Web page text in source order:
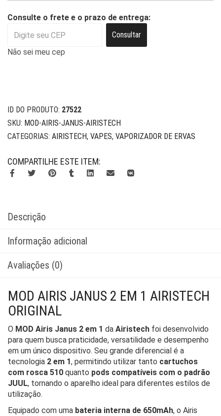
Consulte o frete e o prazo de entrega:
Consultar
Não sei meu cep
ID DO PRODUTO: 27522
SKU: MOD-AIRIS-JANUS-AIRISTECH
CATEGORIAS: AIRISTECH, VAPES, VAPORIZADOR DE ERVAS
COMPARTILHE ESTE ITEM:
Descrição
Informação adicional
Avaliações (0)
MOD AIRIS JANUS 2 EM 1 AIRISTECH
ORIGINAL
O MOD Airis Janus 2 em 1 da Airistech foi desenvolvido
para quem busca praticidade, versatilidade e desempenho
em um único dispositivo. Seu grande diferencial é a
tecnologia 2 em 1, permitindo utilizar tanto cartuchos
com rosca 510 quanto pods compatíveis com o padrão
JUUL, tornando o aparelho ideal para diferentes estilos de
utilização.
Equipado com uma bateria interna de 650mAh, o Airis